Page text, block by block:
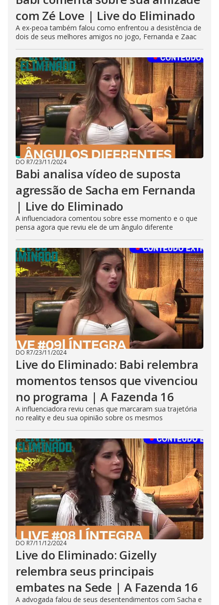
com Zé Love | Live do Eliminado
A ex-peoa também falou como enfrentou a desistência de
dois de seus melhores amigos no jogo, Fernanda e Zaac
DO R7/23/11/2024
Babi analisa vídeo de suposta
agressão de Sacha em Fernanda
| Live do Eliminado
A influenciadora comentou sobre esse momento e o que
pensa agora que reviu ele de um ângulo diferente
DO R7/23/11/2024
Live do Eliminado: Babi relembra
momentos tensos que vivenciou
no programa | A Fazenda 16
A influenciadora reviu cenas que marcaram sua trajetória
no reality e deu sua opinião sobre os mesmos
DO R7/11/12/2024
Live do Eliminado: Gizelly
relembra seus principais
embates na Sede | A Fazenda 16
A advogada falou de seus desentendimentos com Sacha e